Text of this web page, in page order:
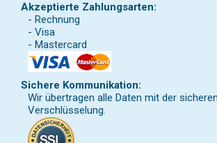
Akzeptierte Zahlungsarten:
- Rechnung
- Visa
- Mastercard
Sichere Kommunikation:
Wir übertragen alle Daten mit der
Verschlüsselung.